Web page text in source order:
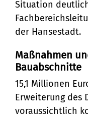
Wohnen
Sport
Soziales
Familie
Telefon:
04131 - 309-0
E-Mail:
Situation
der Hansestadt.
Maßnahmen
Bauabschnitte
15,1 Millionen
Erweiterung des
voraussichtlich